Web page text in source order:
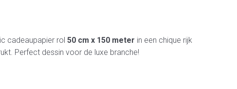
cadeaupapier rol 50 cm x 150 meter in een chique rijk
Perfect dessin voor de luxe branche!